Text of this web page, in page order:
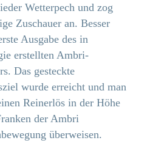
Wetterpech und zog
Zuschauer an. Besser
Ausgabe des in
erstellten Ambri-
Das gesteckte
wurde erreicht und man
Reinerlös in der Höhe
der Ambri
überweisen.